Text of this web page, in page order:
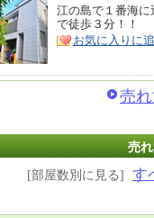
リ
ア
特
徴
江の島で１番海
で徒歩３分！！
お気に入りに
売
売
[部屋数別に見る] す